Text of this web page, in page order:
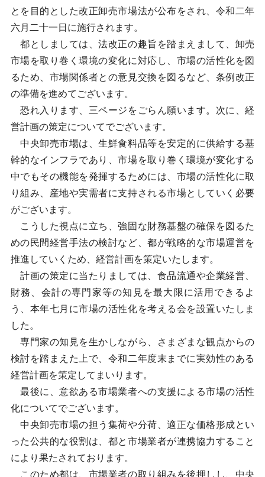
とを目的とした改正卸売市場法が公布をされ、令和二年
六月二十一日に施行されます。
都としましては、法改正の趣旨を踏まえまして、卸売
市場を取り巻く環境の変化に対応し、市場の活性化を図
るため、市場関係者との意見交換を図るなど、条例改正
の準備を進めてございます。
恐れ入ります、三ページをごらん願います。次に、経
営計画の策定についてでございます。
中央卸売市場は、生鮮食料品等を安定的に供給する基
幹的なインフラであり、市場を取り巻く環境が変化する
中でもその機能を発揮するためには、市場の活性化に取
り組み、産地や実需者に支持される市場としていく必要
がございます。
こうした視点に立ち、強固な財務基盤の確保を図るた
めの民間経営手法の検討など、都が戦略的な市場運営を
推進していくため、経営計画を策定いたします。
計画の策定に当たりましては、食品流通や企業経営、
財務、会計の専門家等の知見を最大限に活用できるよ
う、本年七月に市場の活性化を考える会を設置いたしま
した。
専門家の知見を生かしながら、さまざまな観点からの
検討を踏まえた上で、令和二年度末までに実効性のある
経営計画を策定してまいります。
最後に、意欲ある市場業者への支援による市場の活性
化についてでございます。
中央卸売市場の担う集荷や分荷、適正な価格形成とい
った公共的な役割は、都と市場業者が連携協力すること
により果たされております。
このため都は、市場業者の取り組みを後押しし、中央